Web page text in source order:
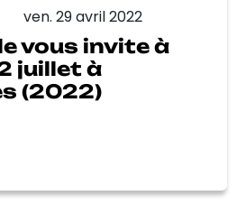
ven. 29 avril 2022
vous invite à
juillet à
(2022)